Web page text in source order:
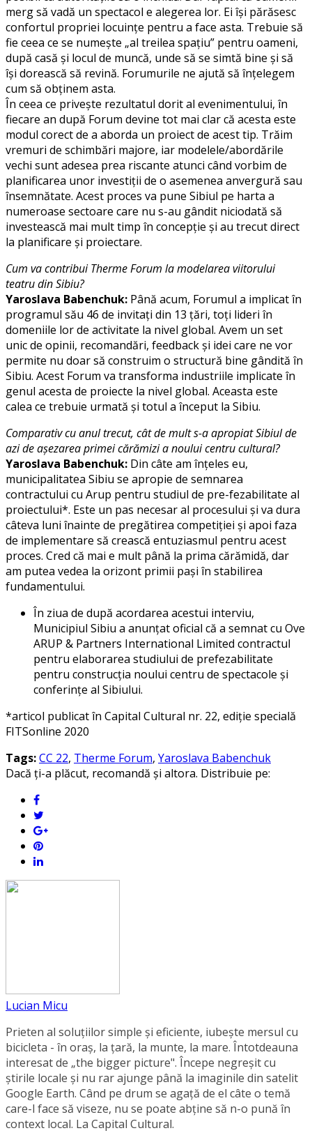
merg să vadă un spectacol e alegerea lor. Ei își părăsesc
confortul propriei locuințe pentru a face asta. Trebuie să
fie ceea ce se numește „al treilea spațiu” pentru oameni,
după casă și locul de muncă, unde să se simtă bine și să
își dorească să revină. Forumurile ne ajută să înțelegem
cum să obținem asta.
În ceea ce privește rezultatul dorit al evenimentului, în
fiecare an după Forum devine tot mai clar că acesta este
modul corect de a aborda un proiect de acest tip. Trăim
vremuri de schimbări majore, iar modelele/abordările
vechi sunt adesea prea riscante atunci când vorbim de
planificarea unor investiții de o asemenea anvergură sau
însemnătate. Acest proces va pune Sibiul pe harta a
numeroase sectoare care nu s-au gândit niciodată să
investească mai mult timp în concepție și au trecut direct
la planificare și proiectare.
Cum va contribui Therme Forum la modelarea viitorului
teatru din Sibiu?
Yaroslava Babenchuk: Până acum, Forumul a implicat în
programul său 46 de invitați din 13 țări, toți lideri în
domeniile lor de activitate la nivel global. Avem un set
unic de opinii, recomandări, feedback și idei care ne vor
permite nu doar să construim o structură bine gândită în
Sibiu. Acest Forum va transforma industriile implicate în
genul acesta de proiecte la nivel global. Aceasta este
calea ce trebuie urmată și totul a început la Sibiu.
Comparativ cu anul trecut, cât de mult s-a apropiat Sibiul de
azi de așezarea primei cărămizi a noului centru cultural?
Yaroslava Babenchuk: Din câte am înțeles eu,
municipalitatea Sibiu se apropie de semnarea
contractului cu Arup pentru studiul de pre-fezabilitate al
proiectului*. Este un pas necesar al procesului și va dura
câteva luni înainte de pregătirea competiției și apoi faza
de implementare să crească entuziasmul pentru acest
proces. Cred că mai e mult până la prima cărămidă, dar
am putea vedea la orizont primii pași în stabilirea
fundamentului.
În ziua de după acordarea acestui interviu,
Municipiul Sibiu a anunțat oficial că a semnat cu Ove
ARUP & Partners International Limited contractul
pentru elaborarea studiului de prefezabilitate
pentru construcția noului centru de spectacole și
conferințe al Sibiului.
*articol publicat în Capital Cultural nr. 22, ediție specială
FITSonline 2020
Tags:CC 22, Therme Forum, Yaroslava Babenchuk
Dacă ți-a plăcut, recomandă și altora. Distribuie pe:
Lucian Micu
Prieten al soluțiilor simple și eficiente, iubește mersul cu
bicicleta - în oraș, la țară, la munte, la mare. Întotdeauna
interesat de „the bigger picture". Începe negreșit cu
știrile locale și nu rar ajunge până la imaginile din satelit
Google Earth. Când pe drum se agață de el câte o temă
care-l face să viseze, nu se poate abține să n-o pună în
context local. La Capital Cultural.